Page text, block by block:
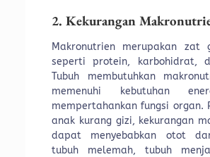
2. Kekurangan
Makronutrien merupakan zat
seperti protein, karbohidrat,
Tubuh membutuhkan
memenuhi kebutuhan
mempertahankan fungsi organ.
anak kurang gizi, kekurangan
dapat menyebabkan otot
tubuh melemah, tubuh